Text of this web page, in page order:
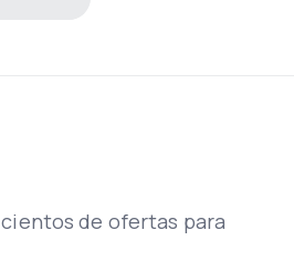
de ofertas para